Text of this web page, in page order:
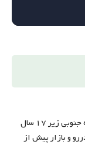
پیش‌بینی و تحلیل بازی ازبکستان زیر ۱۷ سال و کره جنوبی زیر ۱۷ سال
فرم، رودررو و بازار پیش از